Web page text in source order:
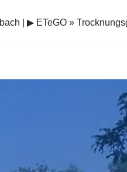
| ▶︎ ETeGO »